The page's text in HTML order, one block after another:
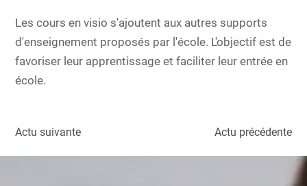
Les cours en visio s'ajoutent aux autres supports
d'enseignement proposés par l'école. L'objectif est de
favoriser leur apprentissage et faciliter leur entrée en
école.
Actu suivante Actu précédente